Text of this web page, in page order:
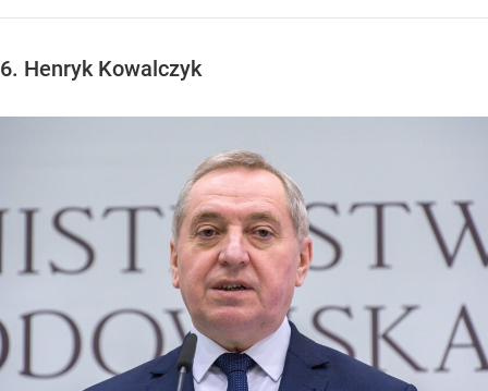
6. Henryk Kowalczyk